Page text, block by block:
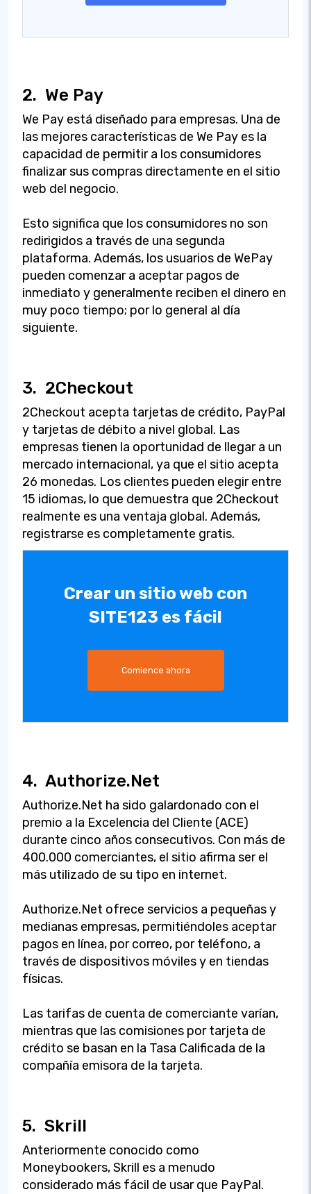
2. We Pay
We Pay está diseñado para empresas. Una de
las mejores características de We Pay es la
capacidad de permitir a los consumidores
finalizar sus compras directamente en el sitio
web del negocio.
Esto significa que los consumidores no son
redirigidos a través de una segunda
plataforma. Además, los usuarios de WePay
pueden comenzar a aceptar pagos de
inmediato y generalmente reciben el dinero en
muy poco tiempo; por lo general al día
siguiente.
3. 2Checkout
2Checkout acepta tarjetas de crédito, PayPal
y tarjetas de débito a nivel global. Las
empresas tienen la oportunidad de llegar a un
mercado internacional, ya que el sitio acepta
26 monedas. Los clientes pueden elegir entre
15 idiomas, lo que demuestra que 2Checkout
realmente es una ventaja global. Además,
registrarse es completamente gratis.
Crear un sitio web con
SITE123 es fácil
Comience ahora
4. Authorize.Net
Authorize.Net ha sido galardonado con el
premio a la Excelencia del Cliente (ACE)
durante cinco años consecutivos. Con más de
400.000 comerciantes, el sitio afirma ser el
más utilizado de su tipo en internet.
Authorize.Net ofrece servicios a pequeñas y
medianas empresas, permitiéndoles aceptar
pagos en línea, por correo, por teléfono, a
través de dispositivos móviles y en tiendas
físicas.
Las tarifas de cuenta de comerciante varían,
mientras que las comisiones por tarjeta de
crédito se basan en la Tasa Calificada de la
compañía emisora de la tarjeta.
5. Skrill
Anteriormente conocido como
Moneybookers, Skrill es a menudo
considerado más fácil de usar que PayPal.